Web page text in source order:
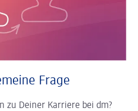
Frage
zu Deiner Karriere bei dm?